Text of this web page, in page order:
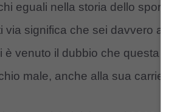
eguali nella storia dello sport.
via significa che sei davvero
è venuto il dubbio che questa
male, anche alla sua carriera.